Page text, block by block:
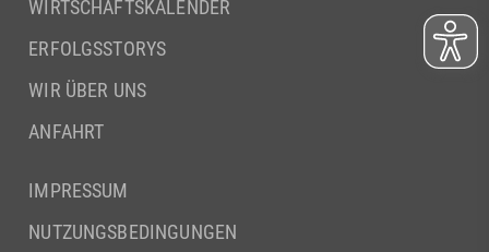
WIRTSCHAFTSKALENDER
ERFOLGSSTORYS
WIR ÜBER UNS
ANFAHRT
IMPRESSUM
NUTZUNGSBEDINGUNGEN